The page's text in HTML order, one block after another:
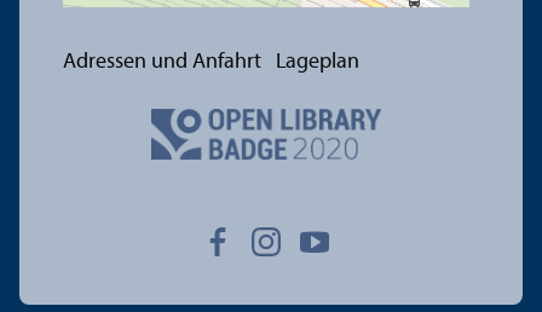
Adressen und Anfahrt Lageplan